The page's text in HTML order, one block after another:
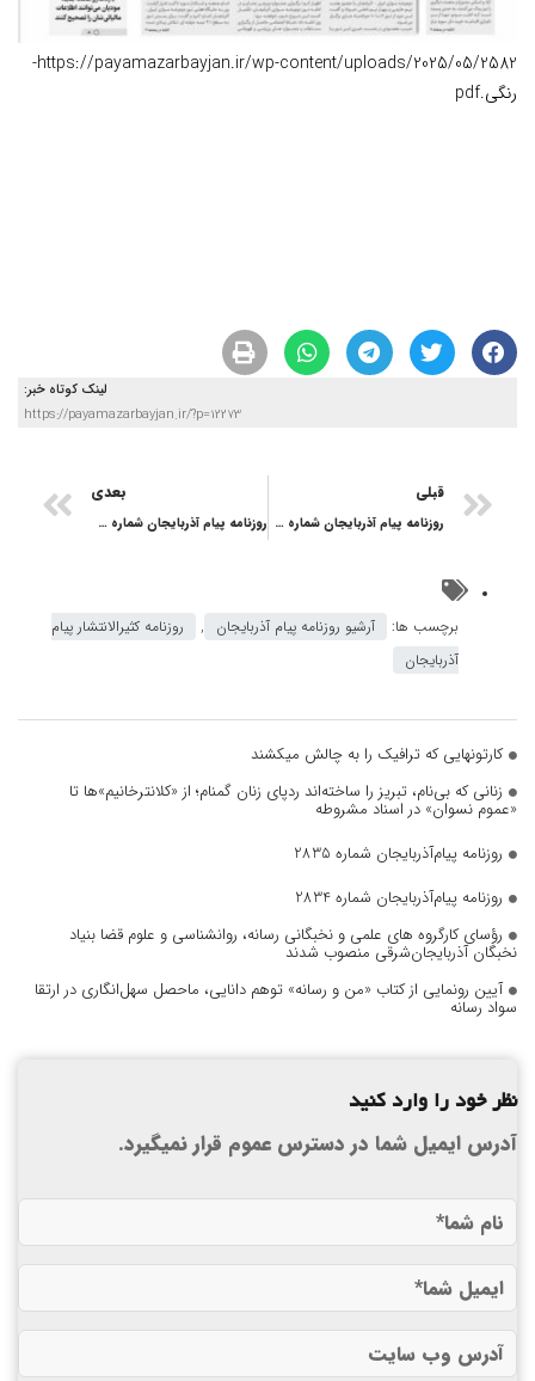
https://payamazarbayjan.ir/wp-content/uploads/2025/05/2582-
رنگی.pdf
لینک کوتاه خبر:
https://payamazarbayjan.ir/?p=12273
قبلی
روزنامه پیام آذربایجان شماره 2580
بعدی
روزنامه پیام آذربایجان شماره 2583
برچسب ها: آرشیو روزنامه پیام آذربایجان ,
روزنامه کثیرالانتشار پیام
آذربایجان
کارتونهایی که ترافیک را به چالش میکشند
زنانی که بی‌نام، تبریز را ساخته‌اند ردپای زنان گمنام؛ از «کلانترخانیم»ها تا
«عموم نسوان» در اسناد مشروطه
روزنامه پیام‌آذربایجان شماره 2835
روزنامه پیام‌آذربایجان شماره 2834
رؤسای کارگروه های علمی و نخبگانی رسانه، روانشناسی و علوم قضا بنیاد
نخبگان آذربایجان‌شرقی منصوب شدند
آیین رونمایی از کتاب «من و رسانه» توهم دانایی، ماحصل سهل‌انگاری در ارتقا
سواد رسانه
نظر خود را وارد کنید
آدرس ایمیل شما در دسترس عموم قرار نمیگیرد.